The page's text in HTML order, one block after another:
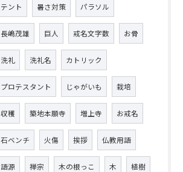
テント 暑さ対策 パラソル
長嶋茂雄 巨人 戒名文字数 お骨
洗礼 洗礼名 カトリック
プロテスタント じゃがいも 栽培
収穫 築地本願寺 増上寺 お戒名
石ベンチ 火傷 挨拶 仏教用語
語源 禅宗 木の根っこ 木 植樹